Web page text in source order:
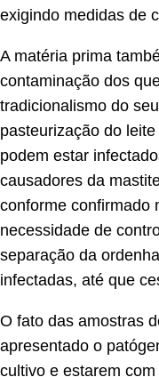
exigindo medidas de
A matéria prima
contaminação dos
tradicionalismo do
pasteurização do
podem estar
causadores da
conforme confirmado
necessidade de
separação da
infectadas, até que
O fato das amostras
apresentado o
cultivo e estarem